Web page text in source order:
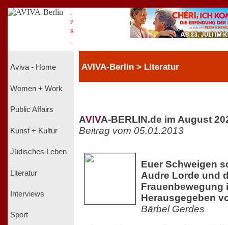
P
R
Aviva - Home
Women + Work
Public Affairs
Kunst + Kultur
Jüdisches Leben
Literatur
Interviews
Sport
AVIVA-Berlin > Literatur
AVIVA-BERLIN.de im August
Beitrag vom 05.01.2013
Euer Schweigen
Audre Lorde und
Frauenbewegung
Herausgegeben
Bärbel Gerdes